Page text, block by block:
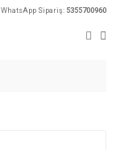
WhatsApp Sipariş: 5355700960